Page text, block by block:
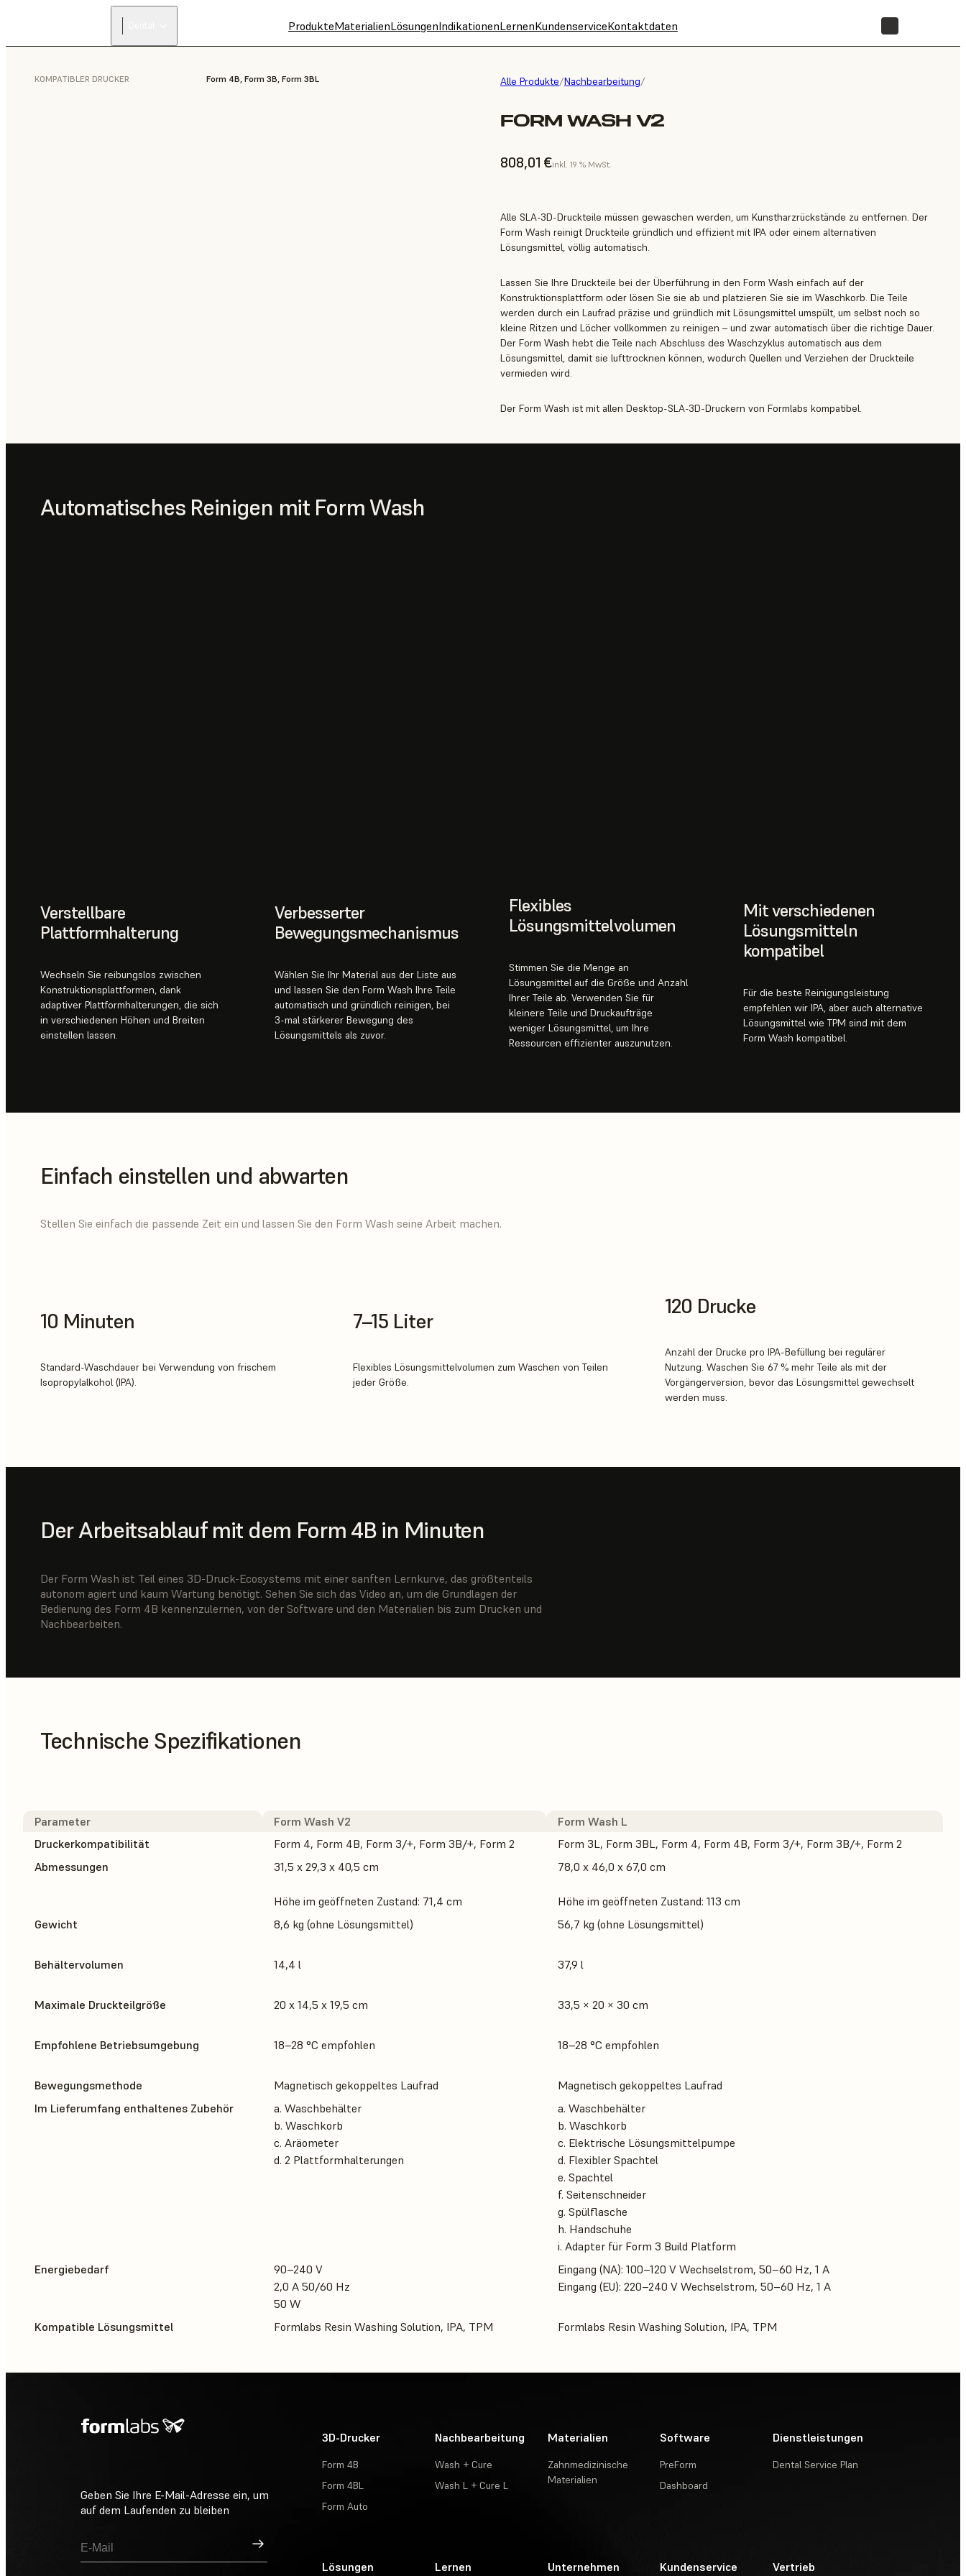
ProdukteMaterialienLösungenIndikationenLernenKundenserviceKontaktdaten
Alle Produkte/Nachbearbeitung/
FORM WASH V2
808,01 €inkl. 19 % MwSt.
KOMPATIBLER DRUCKER Form 4B, Form 3B, Form 3BL
Alle SLA-3D-Druckteile müssen gewaschen werden, um Kunstharzrückstände zu entfernen. Der
Form Wash reinigt Druckteile gründlich und effizient mit IPA oder einem alternativen
Lösungsmittel, völlig automatisch.
Lassen Sie Ihre Druckteile bei der Überführung in den Form Wash einfach auf der
Konstruktionsplattform oder lösen Sie sie ab und platzieren Sie sie im Waschkorb. Die Teile
werden durch ein Laufrad präzise und gründlich mit Lösungsmittel umspült, um selbst noch so
kleine Ritzen und Löcher vollkommen zu reinigen – und zwar automatisch über die richtige Dauer.
Der Form Wash hebt die Teile nach Abschluss des Waschzyklus automatisch aus dem
Lösungsmittel, damit sie lufttrocknen können, wodurch Quellen und Verziehen der Druckteile
vermieden wird.
Der Form Wash ist mit allen Desktop-SLA-3D-Druckern von Formlabs kompatibel.
Automatisches Reinigen mit Form Wash
Verstellbare
Plattformhalterung
Wechseln Sie reibungslos zwischen
Konstruktionsplattformen, dank
adaptiver Plattformhalterungen, die sich
in verschiedenen Höhen und Breiten
einstellen lassen.
Verbesserter
Bewegungsmechanismus
Wählen Sie Ihr Material aus der Liste aus
und lassen Sie den Form Wash Ihre Teile
automatisch und gründlich reinigen, bei
3-mal stärkerer Bewegung des
Lösungsmittels als zuvor.
Flexibles
Lösungsmittelvolumen
Stimmen Sie die Menge an
Lösungsmittel auf die Größe und Anzahl
Ihrer Teile ab. Verwenden Sie für
kleinere Teile und Druckaufträge
weniger Lösungsmittel, um Ihre
Ressourcen effizienter auszunutzen.
Mit verschiedenen
Lösungsmitteln
kompatibel
Für die beste Reinigungsleistung
empfehlen wir IPA, aber auch alternative
Lösungsmittel wie TPM sind mit dem
Form Wash kompatibel.
Einfach einstellen und abwarten
Stellen Sie einfach die passende Zeit ein und lassen Sie den Form Wash seine Arbeit machen.
10 Minuten
Standard-Waschdauer bei Verwendung von frischem
Isopropylalkohol (IPA).
7–15 Liter
Flexibles Lösungsmittelvolumen zum Waschen von Teilen
jeder Größe.
120 Drucke
Anzahl der Drucke pro IPA-Befüllung bei regulärer
Nutzung. Waschen Sie 67 % mehr Teile als mit der
Vorgängerversion, bevor das Lösungsmittel gewechselt
werden muss.
Der Arbeitsablauf mit dem Form 4B in Minuten
Der Form Wash ist Teil eines 3D-Druck-Ecosystems mit einer sanften Lernkurve, das größtenteils
autonom agiert und kaum Wartung benötigt. Sehen Sie sich das Video an, um die Grundlagen der
Bedienung des Form 4B kennenzulernen, von der Software und den Materialien bis zum Drucken und
Nachbearbeiten.
Technische Spezifikationen
Parameter Form Wash V2
Form Wash L
Druckerkompatibilität
Form 4, Form 4B, Form 3/+, Form 3B/+, Form 2
Form 3L, Form 3BL, Form 4, Form 4B, Form 3/+, Form 3B/+, Form 2
Abmessungen
31,5 x 29,3 x 40,5 cm
Höhe im geöffneten Zustand: 71,4 cm
78,0 x 46,0 x 67,0 cm
Höhe im geöffneten Zustand: 113 cm
Gewicht
8,6 kg (ohne Lösungsmittel) 56,7 kg (ohne Lösungsmittel)
Behältervolumen 14,4 l 37,9 l
Maximale Druckteilgröße 20 x 14,5 x 19,5 cm 33,5 × 20 × 30 cm
Empfohlene Betriebsumgebung 18–28 °C empfohlen 18–28 °C empfohlen
Bewegungsmethode Magnetisch gekoppeltes Laufrad
Magnetisch gekoppeltes Laufrad
Im Lieferumfang enthaltenes Zubehör
a. Waschbehälter
b. Waschkorb
c. Aräometer
d. 2 Plattformhalterungen
a. Waschbehälter
b. Waschkorb
c. Elektrische Lösungsmittelpumpe
d. Flexibler Spachtel
e. Spachtel
f. Seitenschneider
g. Spülflasche
h. Handschuhe
i. Adapter für Form 3 Build Platform
Energiebedarf
90–240 V
2,0 A 50/60 Hz
50 W
Eingang (NA): 100–120 V Wechselstrom, 50–60 Hz, 1 A
Eingang (EU): 220–240 V Wechselstrom, 50–60 Hz, 1 A
Kompatible Lösungsmittel Formlabs Resin Washing Solution, IPA, TPM Formlabs Resin Washing Solution, IPA, TPM
Geben Sie Ihre E-Mail-Adresse ein, um
auf dem Laufenden zu bleiben
Registrieren
3D-Drucker
Form 4B
Form 4BL
Form Auto
Nachbearbeitung
Wash + Cure
Wash L + Cure L
Materialien
Zahnmedizinische
Materialien
Software
PreForm
Dashboard
Dienstleistungen
Dental Service Plan
Lösungen Lernen Unternehmen Kundenservice Vertrieb